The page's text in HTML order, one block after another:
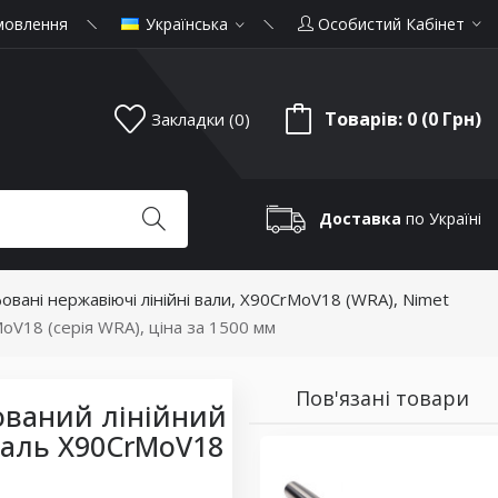
Українська Особистий Кабінет
Закладки (0) Товарів: 0 (0 Грн)
Доставка по Україні
нержавіючі лінійні вали, X90CrMoV18 (WRA), Nimet
(серія WRA), ціна за 1500 мм
лінійний
X90CrMoV18
Пов'язані товари